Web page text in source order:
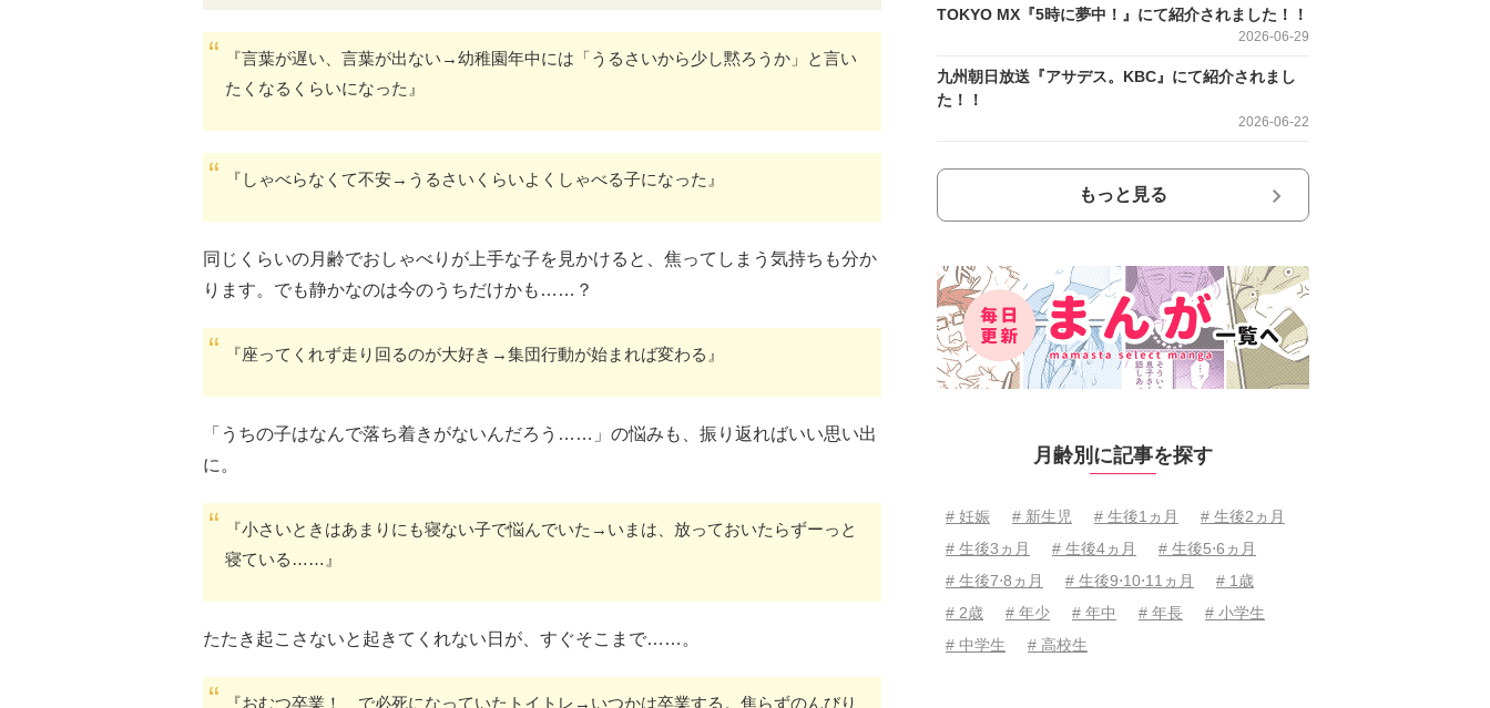
『言葉が遅い、言葉が出ない→幼稚園年中には「うるさいから少し黙ろうか」と言い
たくなるくらいになった』
『しゃべらなくて不安→うるさいくらいよくしゃべる子になった』
同じくらいの月齢でおしゃべりが上手な子を見かけると、焦ってしまう気持ちも分か
ります。でも静かなのは今のうちだけかも……？
『座ってくれず走り回るのが大好き→集団行動が始まれば変わる』
「うちの子はなんで落ち着きがないんだろう……」の悩みも、振り返ればいい思い出
に。
『小さいときはあまりにも寝ない子で悩んでいた→いまは、放っておいたらずーっと
寝ている……』
たたき起こさないと起きてくれない日が、すぐそこまで……。
『おむつ卒業！ で必死になっていたトイトレ→いつかは卒業する。焦らずのんびり
TOKYO MX『5時に夢中！』にて紹介されました！！
2026-06-29
九州朝日放送『アサデス。KBC』にて紹介されまし
た！！
2026-06-22
もっと見る
月齢別に記事を探す
# 妊娠 # 新生児 # 生後1ヵ月
# 生後2ヵ月
# 生後3ヵ月
# 生後4ヵ月
# 生後5⋅6ヵ月
# 生後7⋅8ヵ月
# 生後9⋅10⋅11ヵ月
# 1歳
# 2歳
# 年少 # 年中 # 年長
# 小学生
# 中学生
# 高校生